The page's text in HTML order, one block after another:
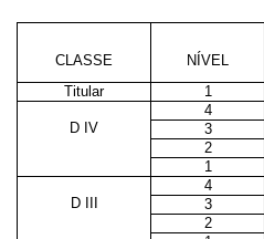
CLASSE NÍVEL
Titular
1
4
D IV
3
2
1
4
D III
3
2